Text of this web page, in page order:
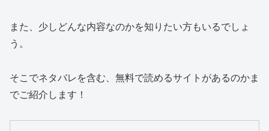
また、少しどんな内容なのかを知りたい方もいるでしょ
う。
そこでネタバレを含む、無料で読めるサイトがあるのかま
でご紹介します！